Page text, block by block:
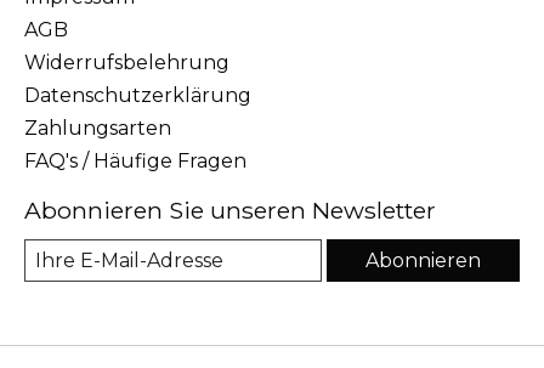
AGB
Widerrufsbelehrung
Datenschutzerklärung
Zahlungsarten
FAQ's / Häufige Fragen
Abonnieren Sie unseren Newsletter
Abonnieren